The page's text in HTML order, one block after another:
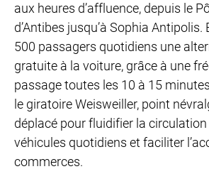
aux heures d’affluence, depuis le
d’Antibes jusqu’à Sophia Antipolis.
500 passagers quotidiens une
gratuite à la voiture, grâce à une
passage toutes les 10 à 15
le giratoire Weisweiller, point
déplacé pour fluidifier la
véhicules quotidiens et faciliter
commerces.